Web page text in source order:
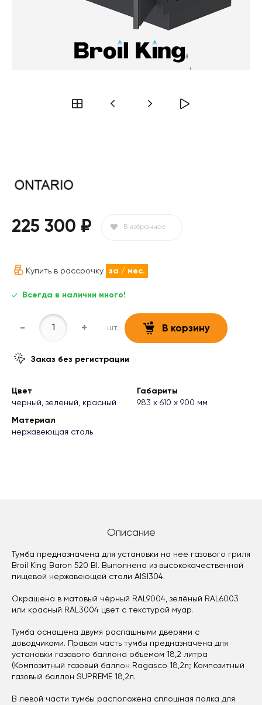
225 300 ₽ В избранное
Купить в рассрочку за / мес.
Всегда в наличии много!
- + шт. В корзину
Заказ без регистрации
Цвет
черный, зеленый, красный
Габариты
983 х 610 х 900 мм
Материал
нержавеющая сталь
Описание
Тумба предназначена для установки на нее газового гриля
Broil King Baron 520 BI. Выполнена из высококачественной
пищевой нержавеющей стали AISI304.
Окрашена в матовый чёрный RAL9004, зелёный RAL6003
или красный RAL3004 цвет с текстурой муар.
Тумба оснащена двумя распашными дверями с
доводчиками. Правая часть тумбы предназначена для
установки газового баллона объемом 18,2 литра
(Композитный газовый баллон Ragasco 18,2л; Композитный
газовый баллон SUPREME 18,2л.
В левой части тумбы расположена сплошная полка для